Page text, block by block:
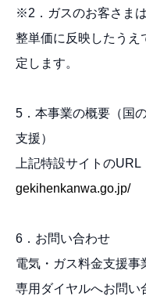
※2．ガスのお客さま
整単価に反映したうえ
定します。
5．本事業の概要（国
支援）
上記特設サイトのURL
gekihenkanwa.go.jp/
6．お問い合わせ
電気・ガス料金支援事
専用ダイヤルへお問い